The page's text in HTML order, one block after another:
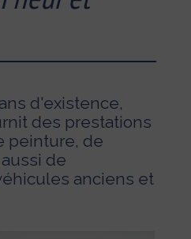
d'existence,
des prestations
peinture, de
de
anciens et